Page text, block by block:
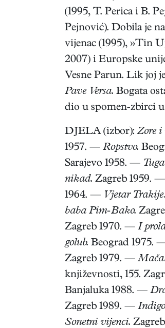
(1995, T. Perica i B.
Pejnović). Dobila je
vijenac (1995), »Tin
2007) i Europske
Vesne Parun. Lik joj
Pave Versa. Bogata
dio u spomen-zbirci
DJELA (izbor):Zore
1957. — Ropstvo.
Sarajevo 1958. —
nikad. Zagreb 1959. —
1964. — Vjetar Trakije.
baba Pim-Bako.
Zagreb 1970. — I
golub. Beograd 1975.
Zagreb 1979. —
književnosti, 155.
Banjaluka 1988. —
Zagreb 1989. —
Sonetni vijenci.